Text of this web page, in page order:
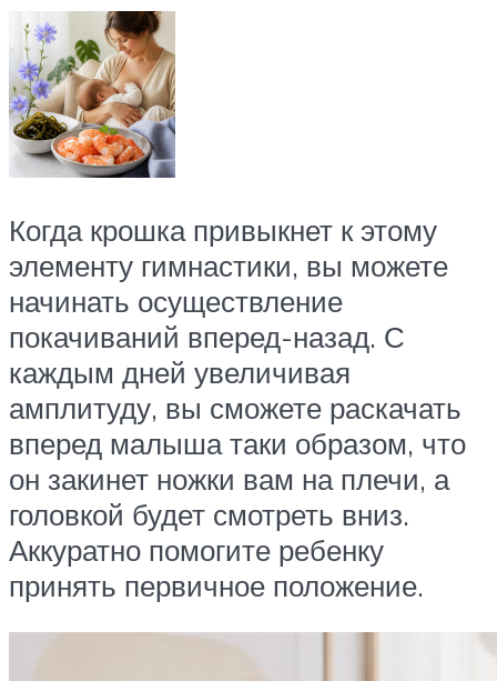
Когда крошка привыкнет к этому
элементу гимнастики, вы можете
начинать осуществление
покачиваний вперед-назад. С
каждым дней увеличивая
амплитуду, вы сможете раскачать
вперед малыша таки образом, что
он закинет ножки вам на плечи, а
головкой будет смотреть вниз.
Аккуратно помогите ребенку
принять первичное положение.